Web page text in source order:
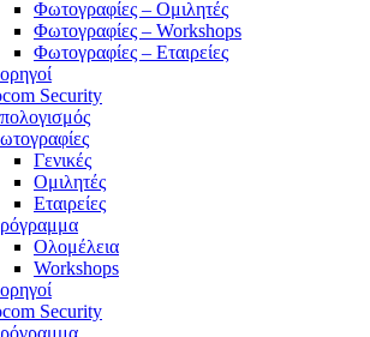
Φωτογραφίες – Ομιλητές
Φωτογραφίες – Workshops
Φωτογραφίες – Εταιρείες
Security
Γενικές
Ομιλητές
Εταιρείες
Ολομέλεια
Workshops
Security